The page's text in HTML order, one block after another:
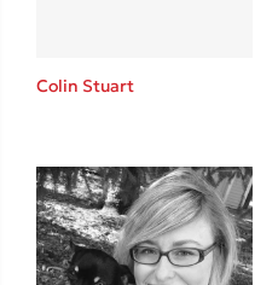
Colin Stuart